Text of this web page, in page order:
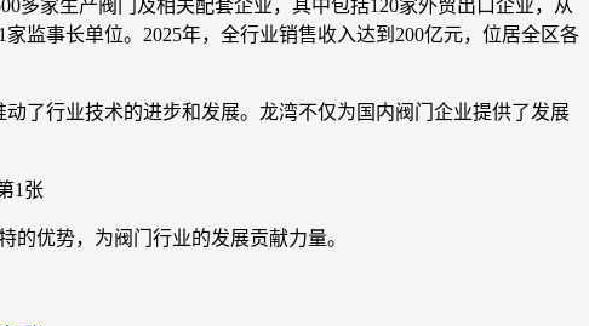
多家生产阀门及相关配套企业，其中包括120家外贸出口企业，从
监事长单位。2025年，全行业销售收入达到200亿元，位居全区各
了行业技术的进步和发展。龙湾不仅为国内阀门企业提供了发展
优势，为阀门行业的发展贡献力量。